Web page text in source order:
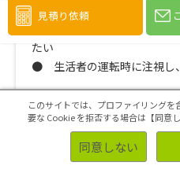
● 運転空間を観察し、自社
● 自動車やカーアクセサリ
たい
● 生活者の運転時に注視し
見積り依頼
このサイトでは、プロファイリングを
要な Cookie を拒否する場合は【同意
同意しない